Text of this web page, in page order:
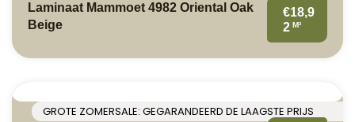
Laminaat Mammoet 4982 Oriental Oak
Beige
€18,9
2 M²
GROTE ZOMERSALE: GEGARANDEERD DE LAAGSTE PRIJS